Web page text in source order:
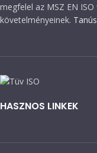
megfelel az MSZ EN
követelményeinek.
HASZNOS LINKEK